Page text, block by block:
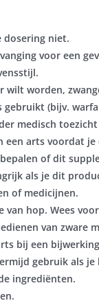
dosering niet.
voor een
wilt worden,
(bijv.
medisch
een arts voordat je
of dit
als je dit
of medicijnen.
van hop. Wees
van zware
bij een
gebruik als je
ingrediënten.